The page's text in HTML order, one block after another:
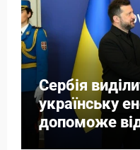
Сербія
українську
допоможе
міст